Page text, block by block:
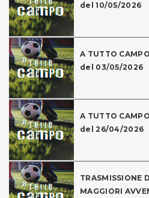
del 10/05/2026
A TUTTO CAMPO
del 03/05/2026
A TUTTO CAMPO
del 26/04/2026
TRASMISSIONE
MAGGIORI